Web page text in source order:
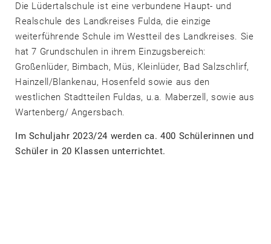
Die Lüdertalschule ist eine verbundene Haupt- und
Realschule des Landkreises Fulda, die einzige
weiterführende Schule im Westteil des Landkreises. Sie
hat 7 Grundschulen in ihrem Einzugsbereich:
Großenlüder, Bimbach, Müs, Kleinlüder, Bad Salzschlirf,
Hainzell/Blankenau, Hosenfeld sowie aus den
westlichen Stadtteilen Fuldas, u.a. Maberzell, sowie aus
Wartenberg/ Angersbach.
Im Schuljahr 2023/24 werden ca. 400 Schülerinnen und
Schüler in 20 Klassen unterrichtet.